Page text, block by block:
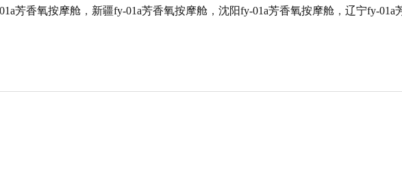
芳香氧按摩舱， 新疆fy-01a芳香氧按摩舱， 沈阳fy-01a芳香氧按摩舱， 辽宁fy-01a